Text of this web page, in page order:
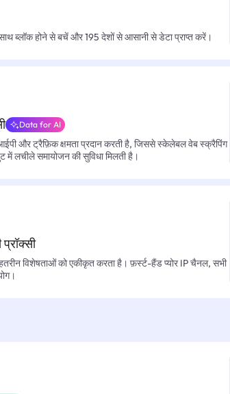
ब्लॉक होने से बचें और 195 देशों से आसानी से डेटा प्राप्त करें।
Data for AI
और ट्रैफ़िक क्षमता प्रदान करती है, जिससे स्केलेबल वेब स्क्रैपिंग
लचीले समायोजन की सुविधा मिलती है।
विशेषताओं को एकीकृत करता है। फ़र्स्ट-हैंड प्योर IP चैनल, सभी